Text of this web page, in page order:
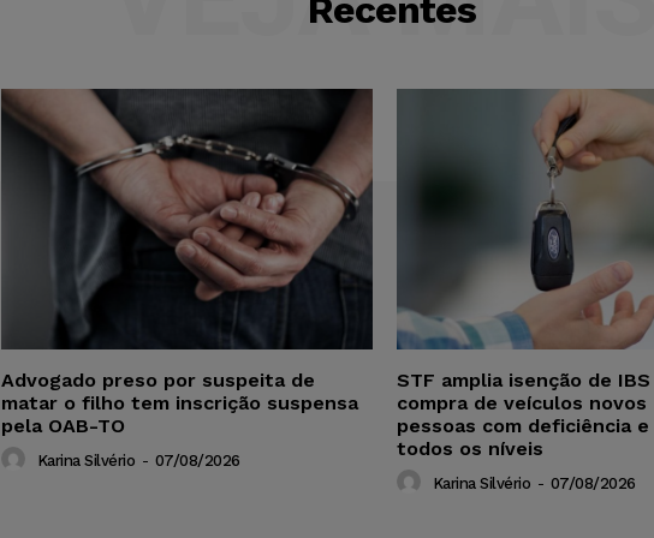
Recentes
Advogado preso por suspeita de
matar o filho tem inscrição suspensa
pela OAB-TO
Karina Silvério - 07/08/2026
STF amplia isenção de
compra de veículos novos
pessoas com deficiência
todos os níveis
Karina Silvério - 07/08/2026